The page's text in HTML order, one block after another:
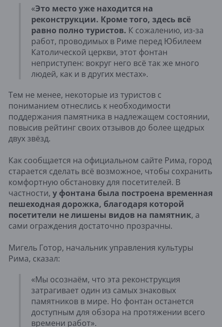
«Это место уже находится на
реконструкции. Кроме того, здесь всё
равно полно туристов. К сожалению, из-за
работ, проводимых в Риме перед Юбилеем
Католической церкви, этот фонтан
неприступен: вокруг него всё так же много
людей, как и в других местах».
Тем не менее, некоторые из туристов с
пониманием отнеслись к необходимости
поддержания памятника в надлежащем состоянии,
повысив рейтинг своих отзывов до более щедрых
двух звёзд.
Как сообщается на официальном сайте Рима, город
старается сделать всё возможное, чтобы сохранить
комфортную обстановку для посетителей. В
частности, у фонтана была построена временная
пешеходная дорожка, благодаря которой
посетители не лишены видов на памятник, а
сами ограждения достаточно прозрачны.
Мигель Готор, начальник управления культуры
Рима, сказал:
«Мы осознаём, что эта реконструкция
затрагивает один из самых знаковых
памятников в мире. Но фонтан останется
доступным для обзора на протяжении всего
времени работ».